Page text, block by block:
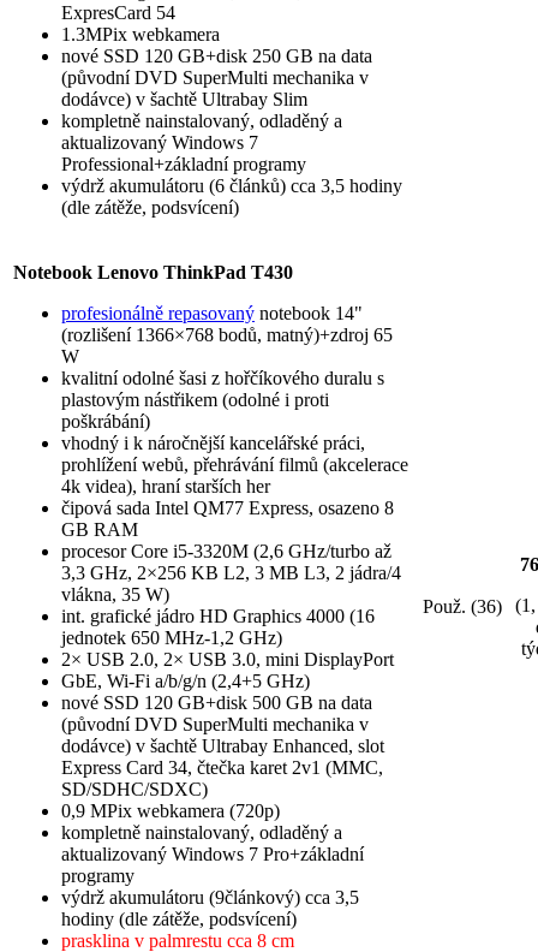
ExpresCard 54
1.3MPix webkamera
nové SSD 120 GB+disk 250 GB na data
(původní DVD SuperMulti mechanika v
dodávce) v šachtě Ultrabay Slim
kompletně nainstalovaný, odladěný a
aktualizovaný Windows 7
Professional+základní programy
výdrž akumulátoru (6 článků) cca 3,5 hodiny
(dle zátěže, podsvícení)
Notebook Lenovo ThinkPad T430
profesionálně repasovaný notebook 14"
(rozlišení 1366×768 bodů, matný)+zdroj 65
W
kvalitní odolné šasi z hořčíkového duralu s
plastovým nástřikem (odolné i proti
poškrábání)
vhodný i k náročnější kancelářské práci,
prohlížení webů, přehrávání filmů (akcelerace
4k videa), hraní starších her
čipová sada Intel QM77 Express, osazeno 8
GB RAM
procesor Core i5-3320M (2,6 GHz/turbo až
3,3 GHz, 2×256 KB L2, 3 MB L3, 2 jádra/4
vlákna, 35 W)
int. grafické jádro HD Graphics 4000 (16
jednotek 650 MHz-1,2 GHz)
2× USB 2.0, 2× USB 3.0, mini DisplayPort
GbE, Wi-Fi a/b/g/n (2,4+5 GHz)
nové SSD 120 GB+disk 500 GB na data
(původní DVD SuperMulti mechanika v
dodávce) v šachtě Ultrabay Enhanced, slot
Express Card 34, čtečka karet 2v1 (MMC,
SD/SDHC/SDXC)
0,9 MPix webkamera (720p)
kompletně nainstalovaný, odladěný a
aktualizovaný Windows 7 Pro+základní
programy
výdrž akumulátoru (9článkový) cca 3,5
hodiny (dle zátěže, podsvícení)
prasklina v palmrestu cca 8 cm
Použ. (36)